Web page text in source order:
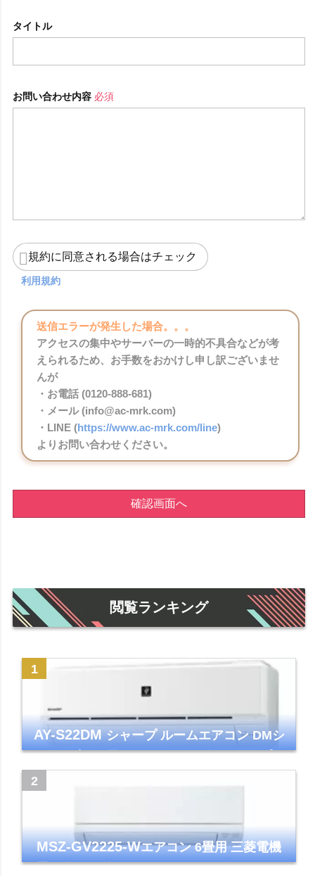
タイトル
お問い合わせ内容 必須
規約に同意される場合はチェック
利用規約
送信エラーが発生した場合。。。
アクセスの集中やサーバーの一時的不具合などが考
えられるため、お手数をおかけし申し訳ございませ
んが
・お電話 (0120-888-681)
・メール (info@ac-mrk.com)
・LINE (https://www.ac-mrk.com/line)
よりお問い合わせください。
確認画面へ
閲覧ランキング
AY-S22DMシャープ ルームエアコン DMシ
リーズ 主に6畳 ホワイト 2024年モデル プラ
MSZ-GV2225-Wエアコン 6畳用 三菱電機
霧ヶ峰 2025年モデル GVシリーズ ピュアホ